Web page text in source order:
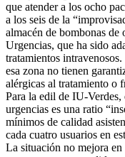
que atender a los ocho
a los seis de la
almacén de bombonas de
Urgencias, que ha sido
tratamientos
esa zona no tienen
alérgicas al tratamiento o
Para la edil de IU-Verdes,
urgencias es una ratio
mínimos de calidad
cada cuatro usuarios en
La situación no mejora